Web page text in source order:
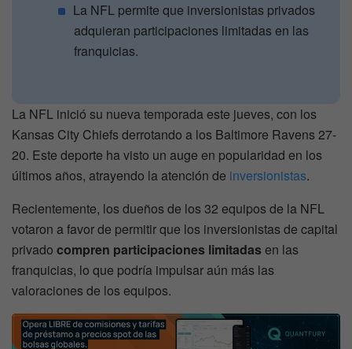
La NFL permite que inversionistas privados
adquieran participaciones limitadas en las
franquicias.
La NFL inició su nueva temporada este jueves, con los
Kansas City Chiefs derrotando a los Baltimore Ravens 27-
20. Este deporte ha visto un auge en popularidad en los
últimos años, atrayendo la atención de inversionistas.
Recientemente, los dueños de los 32 equipos de la NFL
votaron a favor de permitir que los inversionistas de capital
privado compren participaciones limitadas en las
franquicias, lo que podría impulsar aún más las
valoraciones de los equipos.